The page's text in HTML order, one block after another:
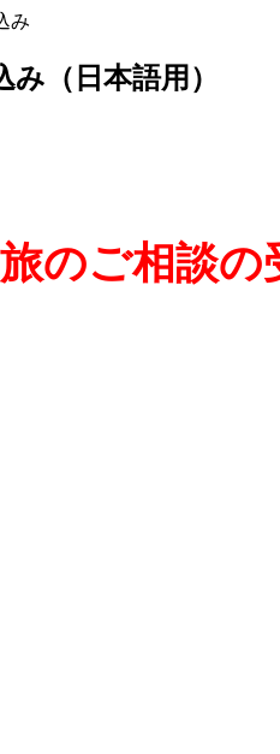
み
（日本語用）
のご相談